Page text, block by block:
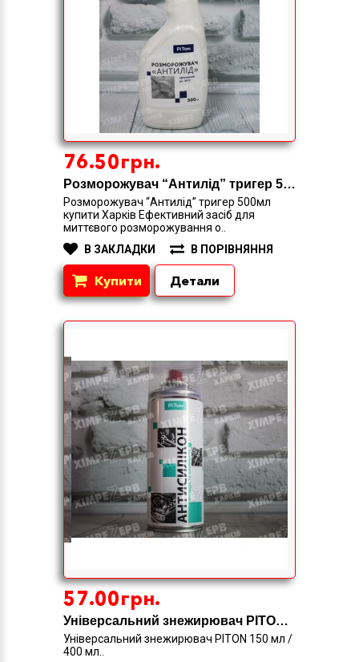
76.50грн.
Розморожувач “Антилід” тригер 500мл
Розморожувач “Антилід” тригер 500мл
купити Харків Ефективний засіб для
миттєвого розморожування о..
В ЗАКЛАДКИ
В ПОРІВНЯННЯ
Купити Детали
57.00грн.
Універсальний знежирювач PITON 150 мл / 400 мл
Універсальний знежирювач PITON 150 мл /
400 мл..